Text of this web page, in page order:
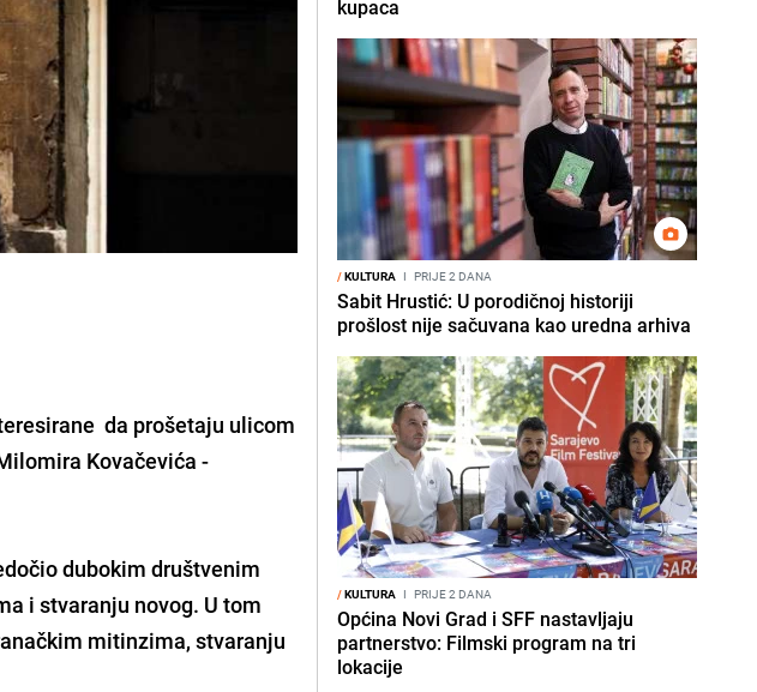
da prošetaju ulicom
Kovačevića -
dubokim društvenim
i stvaranju novog. U tom
mitinzima, stvaranju
kupaca
/KULTURA I PRIJE 2 DANA
Sabit Hrustić: U porodičnoj historiji
prošlost nije sačuvana kao uredna arhiva
/KULTURA I PRIJE 2 DANA
Općina Novi Grad i SFF nastavljaju
partnerstvo: Filmski program na tri
lokacije